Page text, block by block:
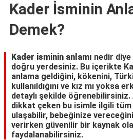
Kader İsminin
Demek?
Kader isminin anlamı nedir
doğru yerdesiniz. Bu içerikte
anlama geldiğini, kökenini,
kullanıldığını ve kız mı yoksa
detaylı şekilde öğrenebilirsiniz.
dikkat çeken bu isimle ilgili
ulaşabilir, bebeğinize
verirken güvenilir bir kaynak
faydalanabilirsiniz.